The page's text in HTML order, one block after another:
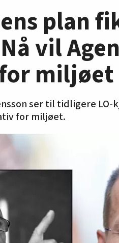
plan
vil
miljøet
ser til tidligere
for miljøet.